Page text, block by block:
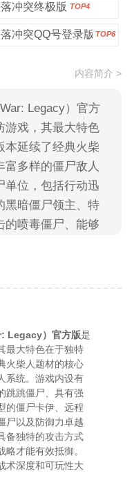
冲突终极版 TOP4
冲突QQ号登录版 TOP6
内容简介 >
Legacy）官方
游戏，其最大特色
本延续了经典火柴
富多样的僵尸敌人
单位，包括行动迅
黑暗僵尸领主、特
的喷毒僵尸、能够
抵御。这种差异
和可玩性大家快
Legacy）官方版是
最大特色在于独特
火柴人题材的核心
系统。游戏内设有
跳跳僵尸、具有强
的僵尸卡伊、远程
尸以及防御力卓越
备独特的攻击方式
才能有效抵御。
术深度和可玩性大